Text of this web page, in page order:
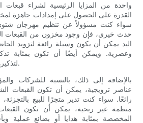
واحدة من المزايا الرئيسية لشراء قبعات
القدرة على الحصول على إمدادات جاهزة
سواء كنت مسؤولاً عن تنظيم مهرجان
حدث خيري، فإن وجود مخزون من القبعات
اليد يمكن أن يكون وسيلة رائعة لتزويد
وعصرية. ويمكن أيضًا أن تكون بمثابة
لتذكيرهم بالحدث لسنوات قادمة.
بالإضافة إلى ذلك، بالنسبة للشركات
عناصر ترويجية، يمكن أن تكون القبعات
رائعًا. سواء كنت تدير متجرًا للبيع بالتجزئة،
منظمة غير ربحية، يمكن أن تكون القبعات
المخصصة بمثابة هدايا أو بضائع عملية